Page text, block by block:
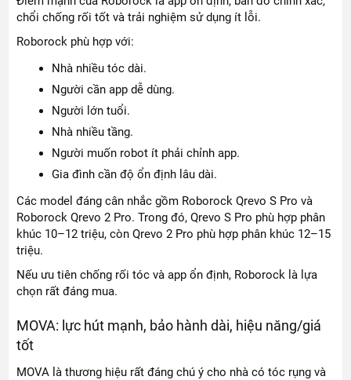
chổi chống rối tốt và trải nghiệm sử dụng ít lỗi.
Roborock phù hợp với:
Nhà nhiều tóc dài.
Người cần app dễ dùng.
Người lớn tuổi.
Nhà nhiều tầng.
Người muốn robot ít phải chỉnh app.
Gia đình cần độ ổn định lâu dài.
Các model đáng cân nhắc gồm Roborock Qrevo S Pro và
Roborock Qrevo 2 Pro. Trong đó, Qrevo S Pro phù hợp phân
khúc 10–12 triệu, còn Qrevo 2 Pro phù hợp phân khúc 12–15
triệu.
Nếu ưu tiên chống rối tóc và app ổn định, Roborock là lựa
chọn rất đáng mua.
MOVA: lực hút mạnh, bảo hành dài, hiệu năng/giá
tốt
MOVA là thương hiệu rất đáng chú ý cho nhà có tóc rụng và